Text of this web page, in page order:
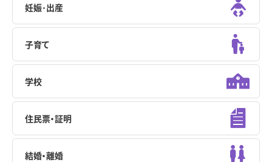
妊娠･出産
子育て
学校
住民票・証明
結婚・離婚